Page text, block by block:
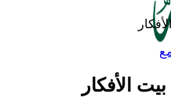
الأفكار